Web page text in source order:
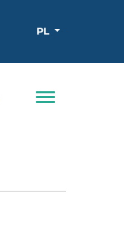
PL